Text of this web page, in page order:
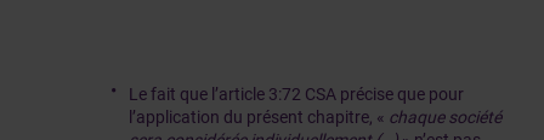
Le fait que l’article 3:72 CSA précise que pour
l’application du présent chapitre, « chaque société